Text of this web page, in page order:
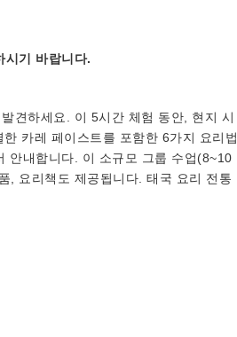
시기 바랍니다.
견하세요. 이 5시간 체험 동안, 현지 시
카레 페이스트를 포함한 6가지 요리법
안내합니다. 이 소규모 그룹 수업(8~10
, 요리책도 제공됩니다. 태국 요리 전통